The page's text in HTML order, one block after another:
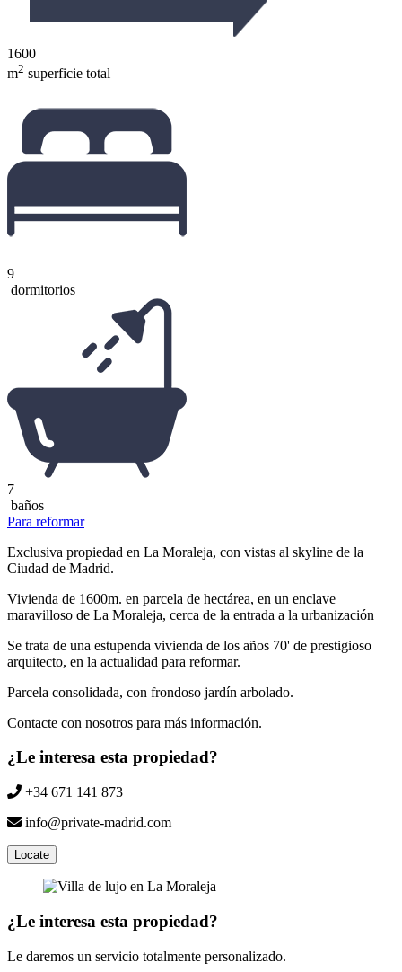
1600
m2 superficie total
9
dormitorios
7
baños
Para reformar
Exclusiva propiedad en La Moraleja, con vistas al skyline de la
Ciudad de Madrid.
Vivienda de 1600m. en parcela de hectárea, en un enclave
maravilloso de La Moraleja, cerca de la entrada a la urbanización
Se trata de una estupenda vivienda de los años 70' de prestigioso
arquitecto, en la actualidad para reformar.
Parcela consolidada, con frondoso jardín arbolado.
Contacte con nosotros para más información.
¿Le interesa esta propiedad?
+34 671 141 873
info@private-madrid.com
Locate
¿Le interesa esta propiedad?
Le daremos un servicio totalmente personalizado.